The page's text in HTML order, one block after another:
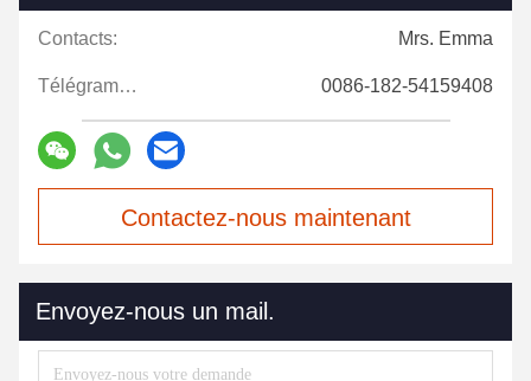
Contacts: Mrs. Emma
Télégramme: 0086-182-54159408
Contactez-nous maintenant
Envoyez-nous un mail.